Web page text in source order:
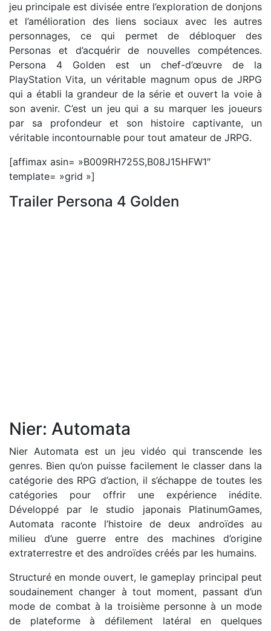
jeu principale est divisée entre l’exploration de donjons
et l’amélioration des liens sociaux avec les autres
personnages, ce qui permet de débloquer des
Personas et d’acquérir de nouvelles compétences.
Persona 4 Golden est un chef-d’œuvre de la
PlayStation Vita, un véritable magnum opus de JRPG
qui a établi la grandeur de la série et ouvert la voie à
son avenir. C’est un jeu qui a su marquer les joueurs
par sa profondeur et son histoire captivante, un
véritable incontournable pour tout amateur de JRPG.
[affimax asin= »B009RH725S,B08J15HFW1″
template= »grid »]
Trailer Persona 4 Golden
Nier: Automata
Nier Automata est un jeu vidéo qui transcende les
genres. Bien qu’on puisse facilement le classer dans la
catégorie des RPG d’action, il s’échappe de toutes les
catégories pour offrir une expérience inédite.
Développé par le studio japonais PlatinumGames,
Automata raconte l’histoire de deux androïdes au
milieu d’une guerre entre des machines d’origine
extraterrestre et des androïdes créés par les humains.
Structuré en monde ouvert, le gameplay principal peut
soudainement changer à tout moment, passant d’un
mode de combat à la troisième personne à un mode
de plateforme à défilement latéral en quelques